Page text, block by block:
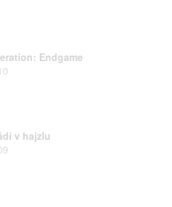
Endgame
v hajzlu